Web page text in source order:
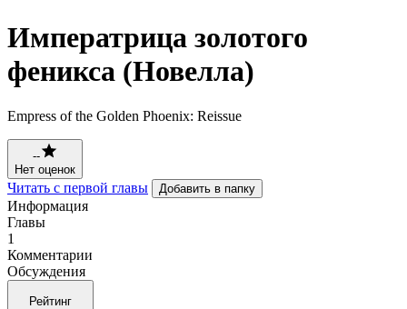
Императрица золотого
феникса (Новелла)
Empress of the Golden Phoenix: Reissue
--
Нет оценок
Читать с первой главы Добавить в папку
Информация
Главы
1
Комментарии
Обсуждения
Рейтинг